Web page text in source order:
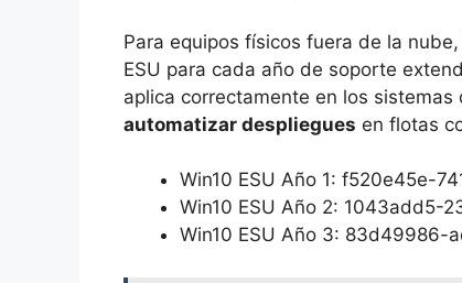
Para equipos físicos fuera de la
ESU para cada año de soporte
aplica correctamente en los
automatizar despliegues en flotas
Win10 ESU Año 1: f520e45e-
Win10 ESU Año 2:
Win10 ESU Año 3: